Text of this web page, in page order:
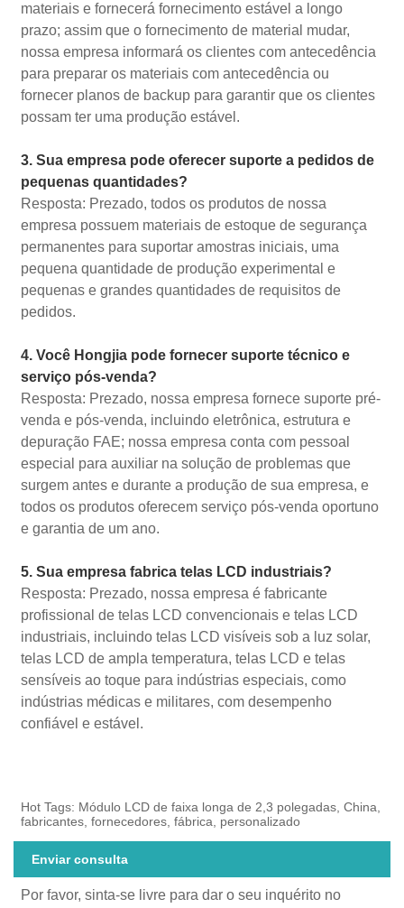
materiais e fornecerá fornecimento estável a longo
prazo; assim que o fornecimento de material mudar,
nossa empresa informará os clientes com antecedência
para preparar os materiais com antecedência ou
fornecer planos de backup para garantir que os clientes
possam ter uma produção estável.
3. Sua empresa pode oferecer suporte a pedidos de
pequenas quantidades?
Resposta: Prezado, todos os produtos de nossa
empresa possuem materiais de estoque de segurança
permanentes para suportar amostras iniciais, uma
pequena quantidade de produção experimental e
pequenas e grandes quantidades de requisitos de
pedidos.
4. Você Hongjia pode fornecer suporte técnico e
serviço pós-venda?
Resposta: Prezado, nossa empresa fornece suporte pré-
venda e pós-venda, incluindo eletrônica, estrutura e
depuração FAE; nossa empresa conta com pessoal
especial para auxiliar na solução de problemas que
surgem antes e durante a produção de sua empresa, e
todos os produtos oferecem serviço pós-venda oportuno
e garantia de um ano.
5. Sua empresa fabrica telas LCD industriais?
Resposta: Prezado, nossa empresa é fabricante
profissional de telas LCD convencionais e telas LCD
industriais, incluindo telas LCD visíveis sob a luz solar,
telas LCD de ampla temperatura, telas LCD e telas
sensíveis ao toque para indústrias especiais, como
indústrias médicas e militares, com desempenho
confiável e estável.
Hot Tags: Módulo LCD de faixa longa de 2,3 polegadas, China,
fabricantes, fornecedores, fábrica, personalizado
Enviar consulta
Por favor, sinta-se livre para dar o seu inquérito no